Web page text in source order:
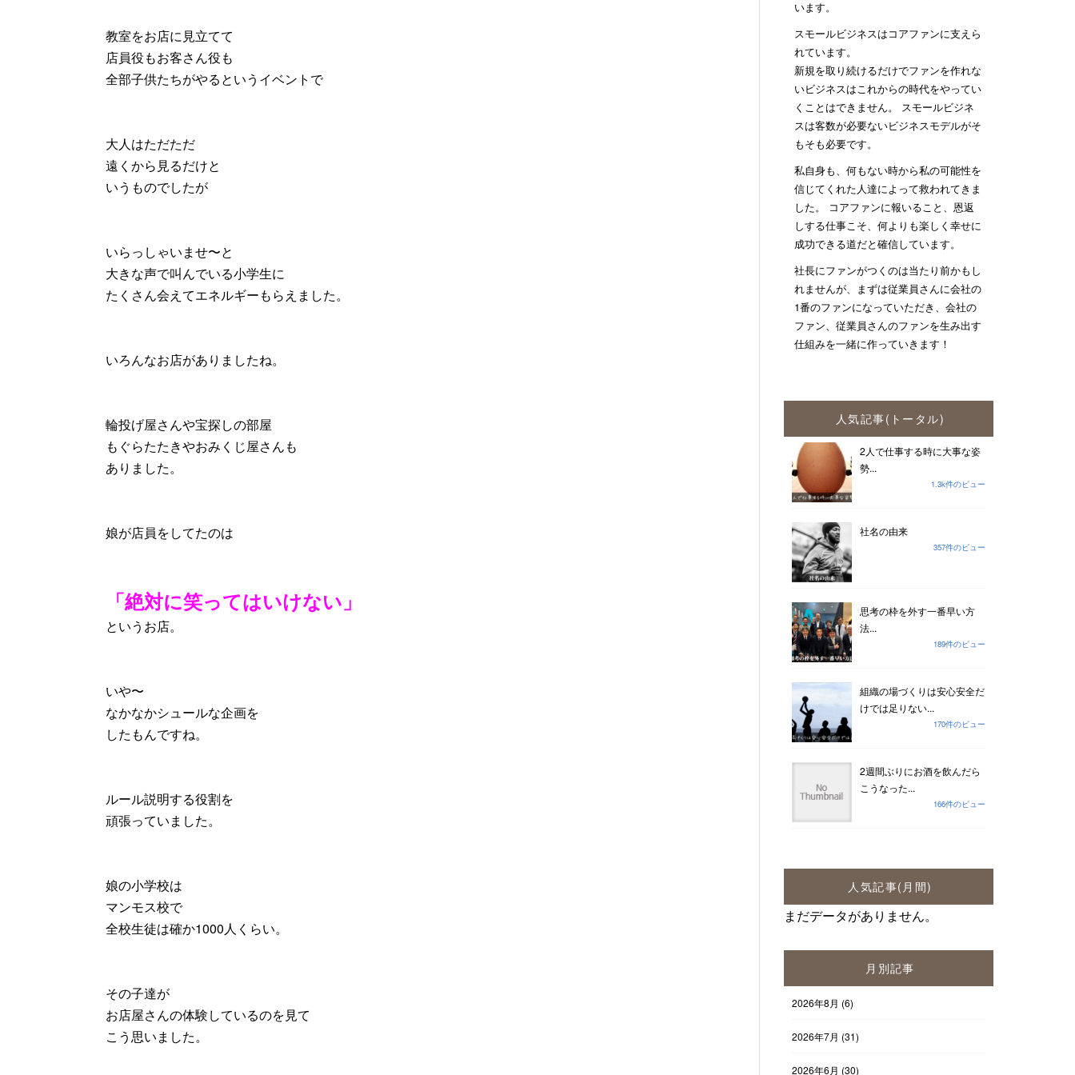
教室をお店に見立てて
店員役もお客さん役も
全部子供たちがやるというイベントで
大人はただただ
遠くから見るだけと
いうものでしたが
いらっしゃいませ〜と
大きな声で叫んでいる小学生に
たくさん会えてエネルギーもらえました。
いろんなお店がありましたね。
輪投げ屋さんや宝探しの部屋
もぐらたたきやおみくじ屋さんも
ありました。
娘が店員をしてたのは
「絶対に笑ってはいけない」
というお店。
いや〜
なかなかシュールな企画を
したもんですね。
ルール説明する役割を
頑張っていました。
娘の小学校は
マンモス校で
全校生徒は確か1000人くらい。
その子達が
お店屋さんの体験しているのを見て
こう思いました。
います。
スモールビジネスはコアファンに支えら
れています。
新規を取り続けるだけでファンを作れな
いビジネスはこれからの時代をやってい
くことはできません。 スモールビジネ
スは客数が必要ないビジネスモデルがそ
もそも必要です。
私自身も、何もない時から私の可能性を
信じてくれた人達によって救われてきま
した。 コアファンに報いること、恩返
しする仕事こそ、何よりも楽しく幸せに
成功できる道だと確信しています。
社長にファンがつくのは当たり前かもし
れませんが、まずは従業員さんに会社の
1番のファンになっていただき、会社の
ファン、従業員さんのファンを生み出す
仕組みを一緒に作っていきます！
人気記事(トータル)
2人で仕事する時に大事な姿
勢...
1.3k件のビュー
社名の由来
357件のビュー
思考の枠を外す一番早い方
法...
189件のビュー
組織の場づくりは安心安全だ
けでは足りない...
170件のビュー
2週間ぶりにお酒を飲んだら
こうなった...
166件のビュー
人気記事(月間)
まだデータがありません。
月別記事
2026年8月 (6)
2026年7月 (31)
2026年6月 (30)